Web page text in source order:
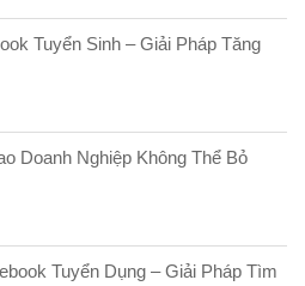
Tuyển Sinh – Giải Pháp Tăng
Doanh Nghiệp Không Thể Bỏ
Tuyển Dụng – Giải Pháp Tìm